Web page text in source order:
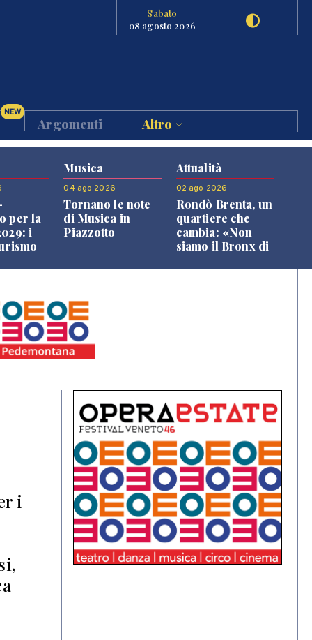
Sabato
08 agosto 2026
NEW
Argomenti Altro
per la
i
Musica
04 ago 2026
Tornano le note
di Musica in
Piazzotto
Attualità
02 ago 2026
Rondò Brenta, un
quartiere che
cambia: «Non
siamo il Bronx di
i